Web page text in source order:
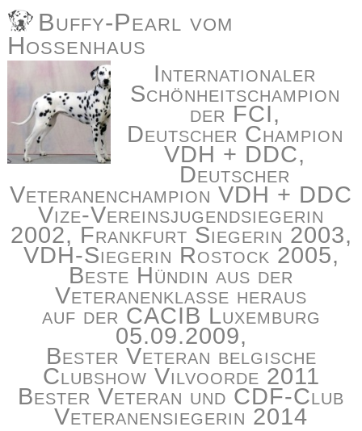
Buffy-Pearl vom
Hossenhaus
Internationaler
Schönheitschampion
der FCI,
Deutscher Champion
VDH + DDC,
Deutscher
Veteranenchampion VDH + DDC
Vize-Vereinsjugendsiegerin
2002, Frankfurt Siegerin 2003,
VDH-Siegerin Rostock 2005,
Beste Hündin aus der
Veteranenklasse heraus
auf der CACIB Luxemburg
05.09.2009,
Bester Veteran belgische
Clubshow Vilvoorde 2011
Bester Veteran und CDF-Club
Veteranensiegerin 2014